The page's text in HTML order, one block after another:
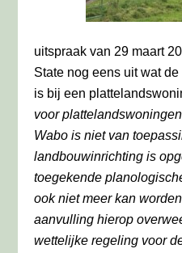
uitspraak van 29 maart
State nog eens uit wat
is bij een
voor
Wabo is niet van
landbouwinrichting is
toegekende
ook niet meer kan
aanvulling hierop
wettelijke regeling voor